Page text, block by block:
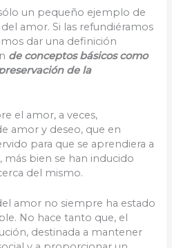
un pequeño ejemplo de
amor. Si las refundiéramos
dar una definición
de conceptos básicos como
de la
el amor, a veces,
amor y deseo, que en
para que se aprendiera a
más bien se han inducido
del mismo.
amor no siempre ha estado
No hace tanto que, el
destinada a mantener